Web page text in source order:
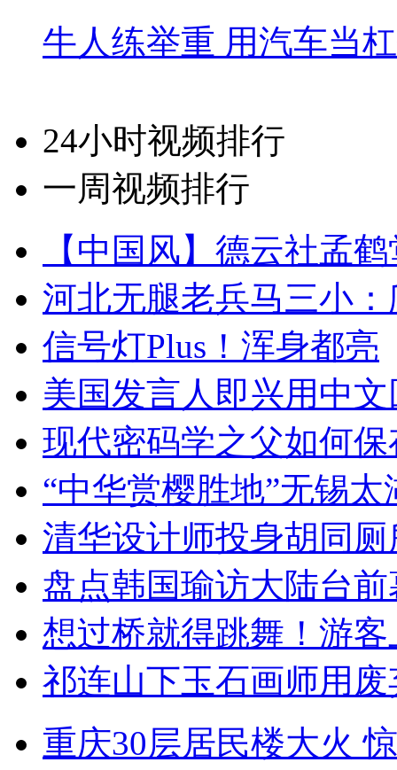
牛人练举重 用汽车当
24小时视频排行
一周视频排行
【中国风】德云社孟
河北无腿老兵马三小
信号灯Plus！浑身都亮
美国发言人即兴用中
现代密码学之父如何
“中华赏樱胜地”无锡
清华设计师投身胡同
盘点韩国瑜访大陆台
想过桥就得跳舞！游客
祁连山下玉石画师用
重庆30层居民楼大火